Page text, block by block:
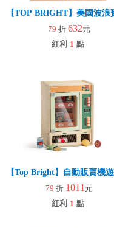
【TOP BRIGHT】美國波
79 折 632元
紅利 1 點
【Top Bright】自動販賣機
79 折 1011 元
紅利 1 點